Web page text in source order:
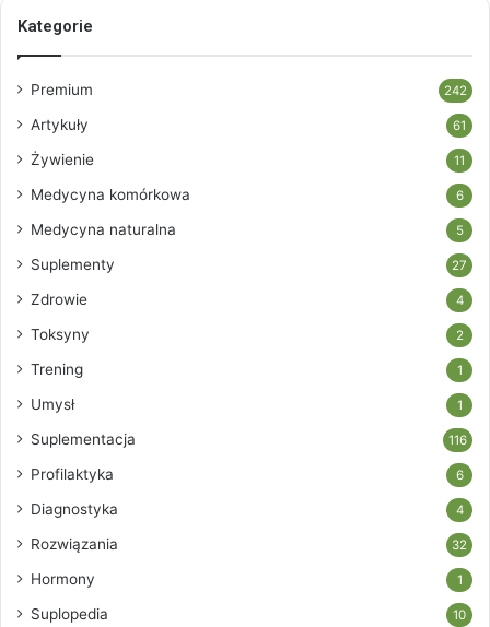
Kategorie
Premium 242
Artykuły 61
Żywienie 11
Medycyna komórkowa 6
Medycyna naturalna 5
Suplementy 27
Zdrowie 4
Toksyny 2
Trening 1
Umysł 1
Suplementacja 116
Profilaktyka 6
Diagnostyka 4
Rozwiązania 32
Hormony 1
Suplopedia 10